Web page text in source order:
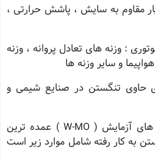
مقاوم به سایش ، پاشش حرارتی ،
: وزنه های تعادل پروانه ، وزنه
و سایر وزنه ها
حاوی تنگستن در صنایع شیمی و
الکترودها ، نازل ها ، بوته های آزمایش ( W-MO ) عمده ترین
به کار رفته شامل موارد زیر است